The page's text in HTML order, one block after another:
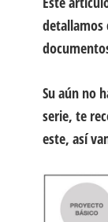
detallamos
Su aún no
serie, te
este, así